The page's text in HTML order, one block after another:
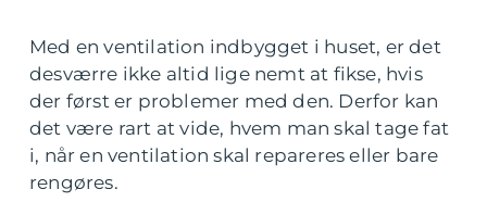
Med en ventilation indbygget i huset, er det
desværre ikke altid lige nemt at fikse, hvis
der først er problemer med den. Derfor kan
det være rart at vide, hvem man skal tage fat
i, når en ventilation skal repareres eller bare
rengøres.